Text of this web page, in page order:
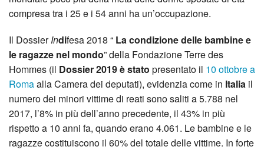
compresa tra i 25 e i 54 anni ha un’occupazione.
Il DossierIndifesa2018 “ La condizione delle bambine e
le ragazze nel mondo” della Fondazione Terre des
Hommes (il Dossier 2019 è stato presentato il 10 ottobre a
Romaalla Camera dei deputati), evidenzia come in Italia il
numero dei minori vittime di reati sono saliti a 5.788 nel
2017, l’8% in più dell’anno precedente, il 43% in più
rispetto a 10 anni fa, quando erano 4.061. Le bambine e le
ragazze costituiscono il 60% del totale delle vittime. In forte